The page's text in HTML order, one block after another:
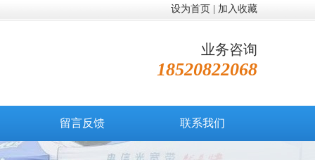
设为首页 加入收藏
业务咨询
18520822068
留言反馈 联系我们